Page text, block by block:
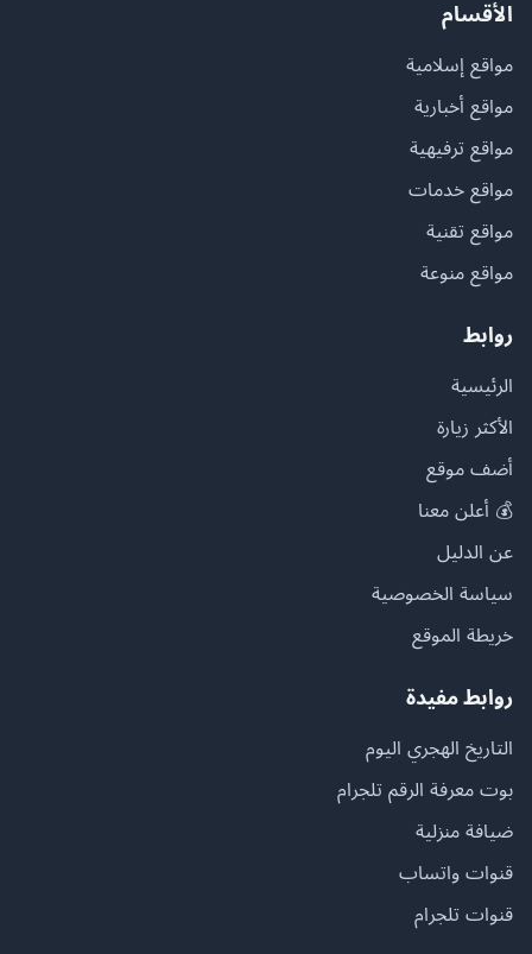
الأقسام
مواقع إسلامية
مواقع أخبارية
مواقع ترفيهية
مواقع خدمات
مواقع تقنية
مواقع منوعة
روابط
الرئيسية
الأكثر زيارة
أضف موقع
💰 أعلن معنا
عن الدليل
سياسة الخصوصية
خريطة الموقع
روابط مفيدة
التاريخ الهجري اليوم
بوت معرفة الرقم تلجرام
ضيافة منزلية
قنوات واتساب
قنوات تلجرام